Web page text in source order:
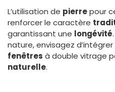
L’utilisation de pierrepour
renforcer le caractère
garantissant une longévité
nature, envisagez
fenêtres à double vitrage
naturelle.